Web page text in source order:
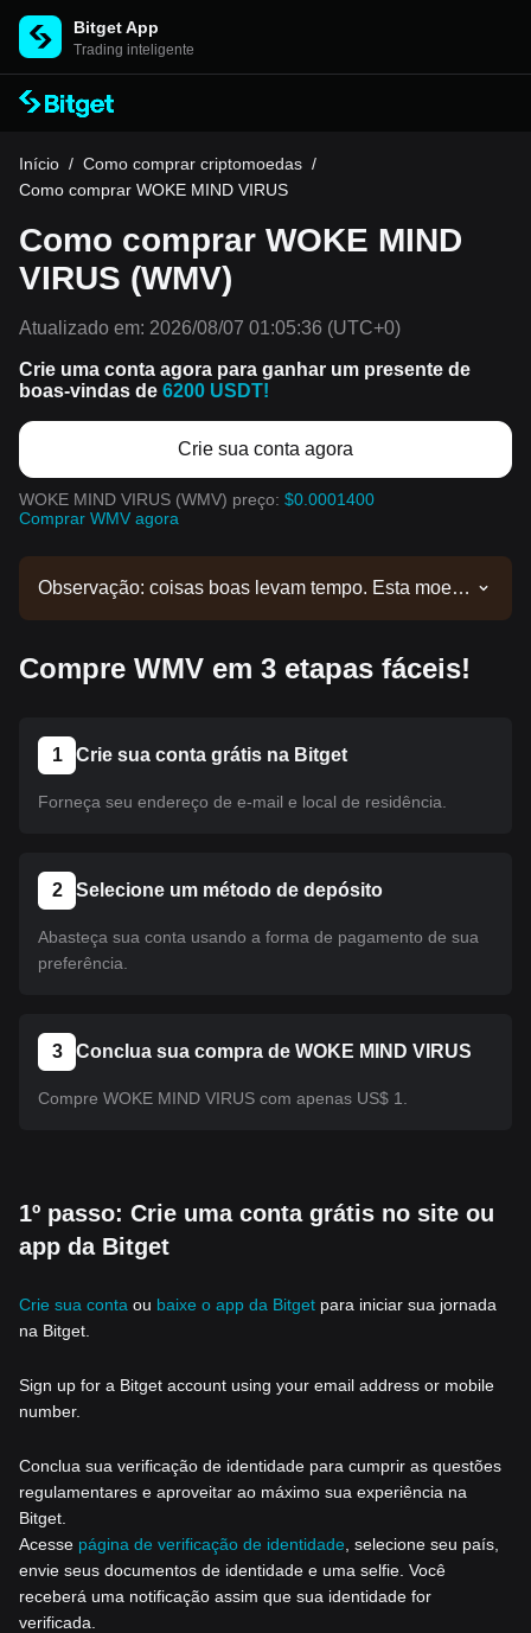
Bitget App
Trading inteligente
Início / Como comprar criptomoedas /
Como comprar WOKE MIND VIRUS
Como comprar WOKE MIND
VIRUS (WMV)
Atualizado em: 2026/08/07 01:05:36 (UTC+0)
Crie uma conta agora para ganhar um presente de
boas-vindas de 6200 USDT!
Crie sua conta agora
WOKE MIND VIRUS (WMV) preço: $0.0001400
Comprar WMV agora
Observação: coisas boas levam tempo. Esta moeda
Quando estiver disponível na Bitget, você poderá
listadas na Bitget.
Compre WMV em 3 etapas fáceis!
1 Crie sua conta grátis na Bitget
Forneça seu endereço de e-mail e local de residência.
2 Selecione um método de depósito
Abasteça sua conta usando a forma de pagamento de sua
preferência.
3 Conclua sua compra de WOKE MIND VIRUS
Compre WOKE MIND VIRUS com apenas US$ 1.
1º passo: Crie uma conta grátis no site ou
app da Bitget
Crie sua conta ou baixe o app da Bitget para iniciar sua jornada
na Bitget.
Sign up for a Bitget account using your email address or mobile
number.
Conclua sua verificação de identidade para cumprir as questões
regulamentares e aproveitar ao máximo sua experiência na
Bitget.
Acesse página de verificação de identidade , selecione seu país,
envie seus documentos de identidade e uma selfie. Você
receberá uma notificação assim que sua identidade for
verificada.